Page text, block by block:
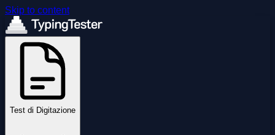
Skip to content
Test di Digitazione